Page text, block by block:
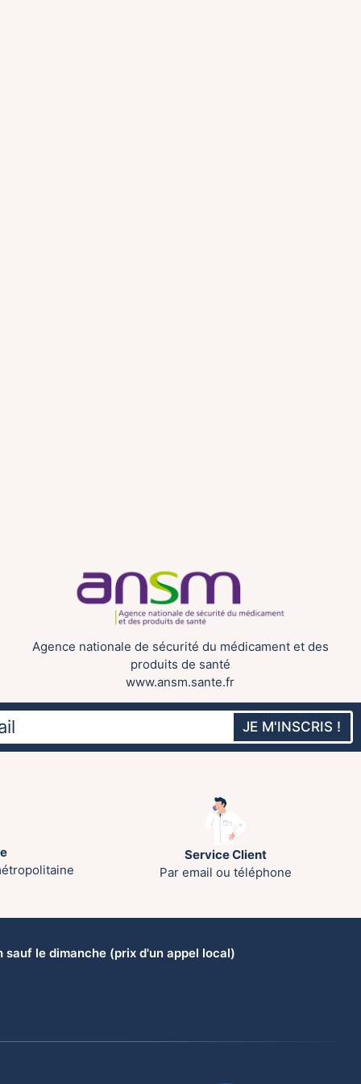
Agence nationale de sécurité du médicament et des
produits de santé
www.ansm.sante.fr
JE M'INSCRIS !
Service Client
Par email ou téléphone
le dimanche (prix d'un appel local)